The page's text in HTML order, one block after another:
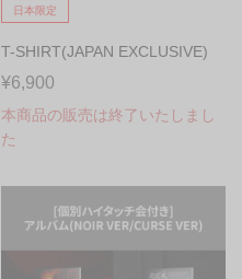
日本限定
T-SHIRT(JAPAN EXCLUSIVE)
¥6,900
本商品の販売は終了いたしまし
た